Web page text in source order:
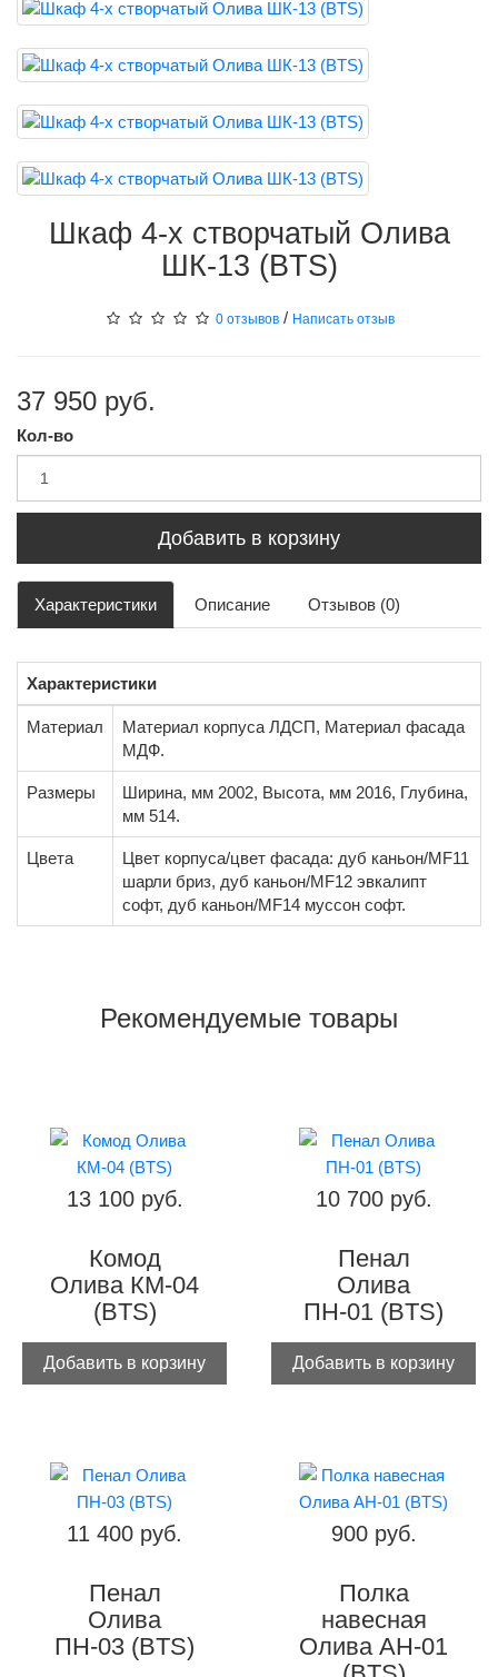
Шкаф 4-х створчатый Олива
ШК-13 (BTS)
0 отзывов/ Написать отзыв
37 950 руб.
Кол-во
Добавить в корзину
Характеристики Описание Отзывов (0)
Характеристики
Материал
Материал корпуса ЛДСП, Материал фасада
МДФ.
Размеры
Ширина, мм 2002, Высота, мм 2016, Глубина,
мм 514.
Цвета
Цвет корпуса/цвет фасада: дуб каньон/MF11
шарли бриз, дуб каньон/MF12 эвкалипт
софт, дуб каньон/MF14 муссон софт.
Рекомендуемые товары
13 100 руб.
Комод
Олива КМ-04
(BTS)
Добавить в корзину
10 700 руб.
Пенал
Олива
ПН-01 (BTS)
Добавить в корзину
11 400 руб.
Пенал
Олива
ПН-03 (BTS)
900 руб.
Полка
навесная
Олива АН-01